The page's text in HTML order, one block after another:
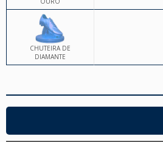
CHUTEIRA DE
DIAMANTE